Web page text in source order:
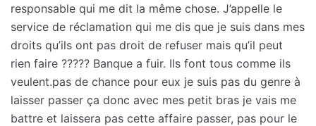
responsable qui me dit la même chose. J’appelle le
service de réclamation qui me dis que je suis dans mes
droits qu’ils ont pas droit de refuser mais qu’il peut
rien faire ????? Banque a fuir. Ils font tous comme ils
veulent.pas de chance pour eux je suis pas du genre à
laisser passer ça donc avec mes petit bras je vais me
battre et laissera pas cette affaire passer, pas pour le